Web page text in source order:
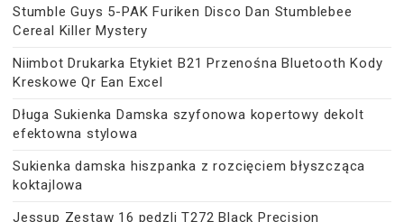
Stumble Guys 5-PAK Furiken Disco Dan Stumblebee
Cereal Killer Mystery
Niimbot Drukarka Etykiet B21 Przenośna Bluetooth Kody
Kreskowe Qr Ean Excel
Długa Sukienka Damska szyfonowa kopertowy dekolt
efektowna stylowa
Sukienka damska hiszpanka z rozcięciem błyszcząca
koktajlowa
Jessup Zestaw 16 pędzli T272 Black Precision